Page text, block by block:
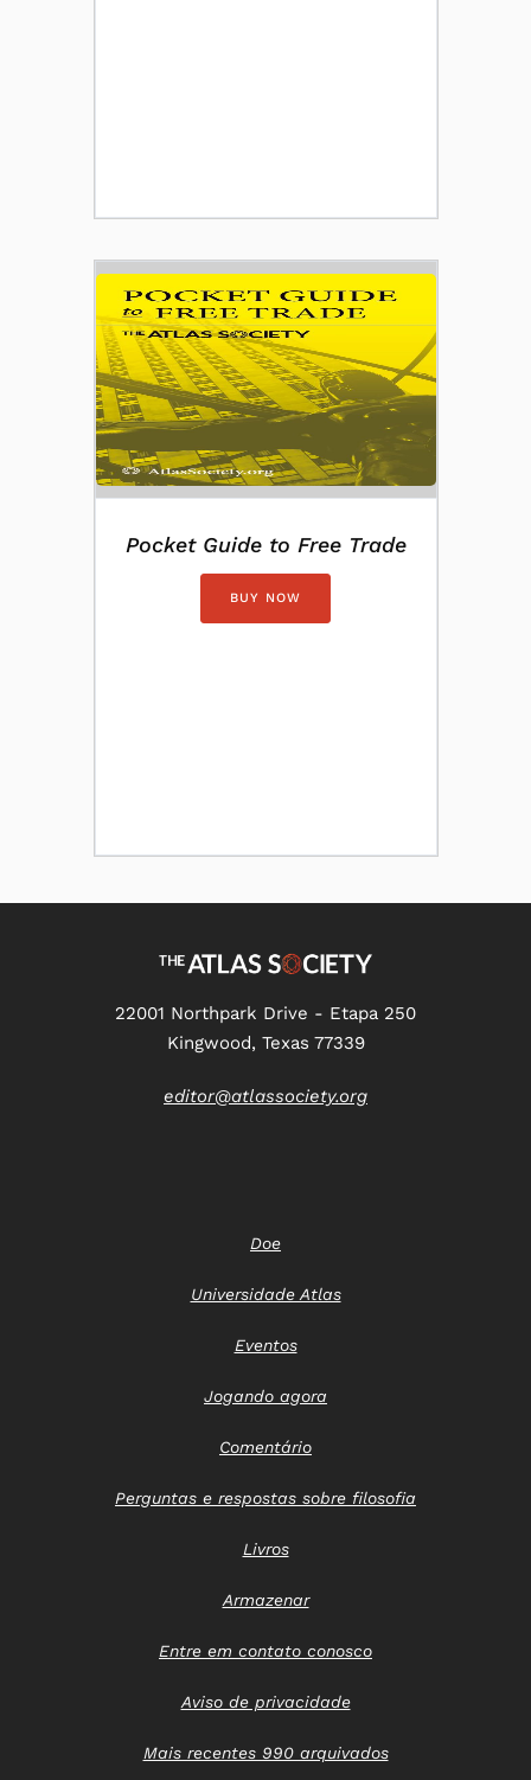
Pocket Guide to Free Trade
BUY NOW
22001 Northpark Drive - Etapa 250
Kingwood, Texas 77339
editor@atlassociety.org
Doe
Universidade Atlas
Eventos
Jogando agora
Comentário
Perguntas e respostas sobre filosofia
Livros
Armazenar
Entre em contato conosco
Aviso de privacidade
Mais recentes 990 arquivados